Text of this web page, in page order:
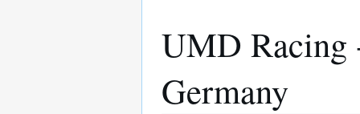
UMD Racing
Germany